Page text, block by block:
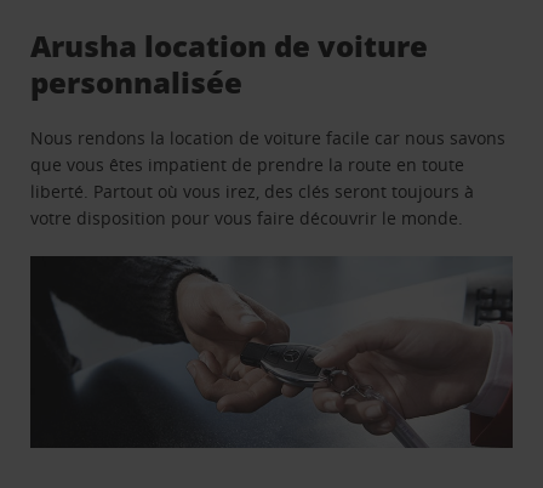
Arusha location de voiture
personnalisée
Nous rendons la location de voiture facile car nous savons
que vous êtes impatient de prendre la route en toute
liberté. Partout où vous irez, des clés seront toujours à
votre disposition pour vous faire découvrir le monde.